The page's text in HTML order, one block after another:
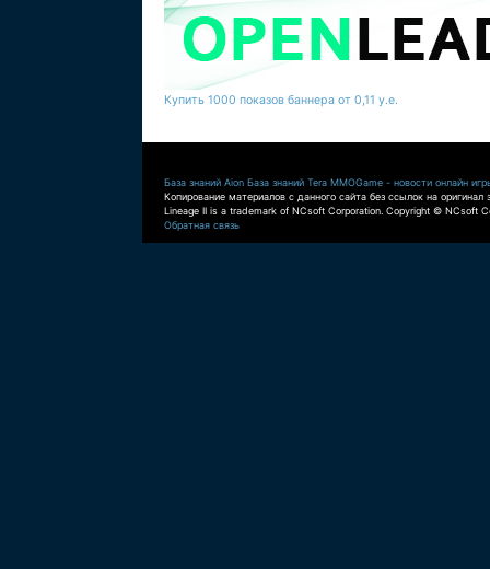
Купить 1000 показов баннера от 0,11 у.е.
База знаний Aion База знаний Tera MMOGame - новости онлайн
Копирование материалов с данного сайта без ссылок на оригинал
Lineage II is a trademark of NCsoft Corporation. Copyright © NCsoft
Обратная связь